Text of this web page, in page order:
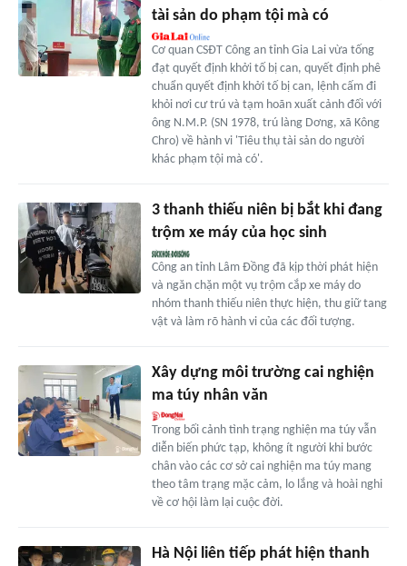
tài sản do phạm tội mà có
Cơ quan CSĐT Công an tỉnh Gia Lai vừa tống
đạt quyết định khởi tố bị can, quyết định phê
chuẩn quyết định khởi tố bị can, lệnh cấm đi
khỏi nơi cư trú và tạm hoãn xuất cảnh đối với
ông N.M.P. (SN 1978, trú làng Dơng, xã Kông
Chro) về hành vi 'Tiêu thụ tài sản do người
khác phạm tội mà có'.
3 thanh thiếu niên bị bắt khi đang
trộm xe máy của học sinh
Công an tỉnh Lâm Đồng đã kịp thời phát hiện
và ngăn chặn một vụ trộm cắp xe máy do
nhóm thanh thiếu niên thực hiện, thu giữ tang
vật và làm rõ hành vi của các đối tượng.
Xây dựng môi trường cai nghiện
ma túy nhân văn
Trong bối cảnh tình trạng nghiện ma túy vẫn
diễn biến phức tạp, không ít người khi bước
chân vào các cơ sở cai nghiện ma túy mang
theo tâm trạng mặc cảm, lo lắng và hoài nghi
về cơ hội làm lại cuộc đời.
Hà Nội liên tiếp phát hiện thanh